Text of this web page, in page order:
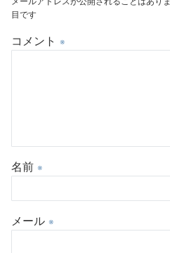
目です
コメント ※
名前 ※
メール ※